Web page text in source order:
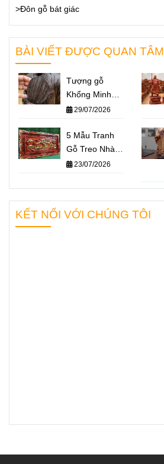
>Đôn gỗ bát giác
BÀI VIẾT ĐƯỢC QUAN TÂM
Tượng gỗ
Khổng Minh
giá bao nhiêu?
mẫu tượng
Khổng Minh
nổi bật nhất
29/07/2026
5 Mẫu Tranh
Gỗ Treo Nhà
Thờ Họ Ý
2026
23/07/2026
KẾT NỐI VỚI CHÚNG TÔI